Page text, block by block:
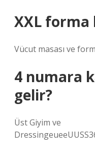
XXL forma
Vücut masası ve
4 numara
gelir?
Üst Giyim ve